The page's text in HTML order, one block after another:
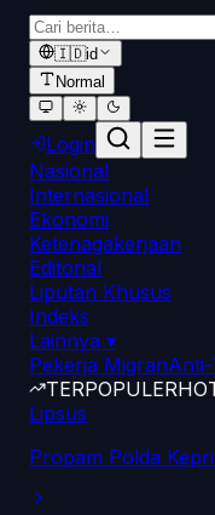
🇮🇩id
Normal
Login
Nasional
Internasional
Ekonomi
Ketenagakerjaan
Editorial
Liputan Khusus
Indeks
Lainnya ▾
Pekerja MigranAnti-
TERPOPULER
Lipsus
Propam Polda